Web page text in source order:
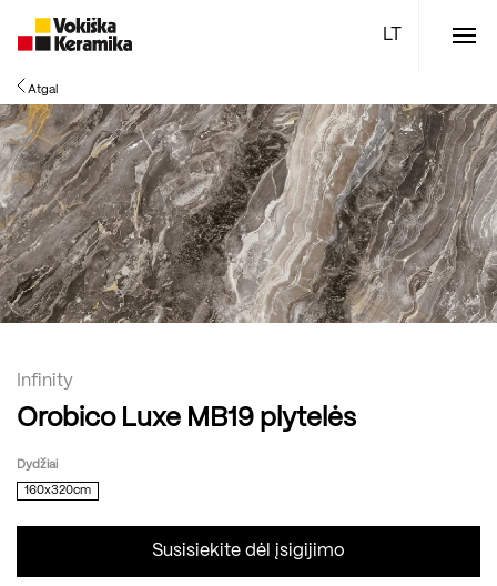
Atgal
Infinity
Orobico Luxe MB19 plytelės
Dydžiai
160x320cm
Susisiekite dėl įsigijimo
Meniu
Plytelės
Vonios kambario įranga
Boen parketlentės
Specialūs pasiūlymai TOP